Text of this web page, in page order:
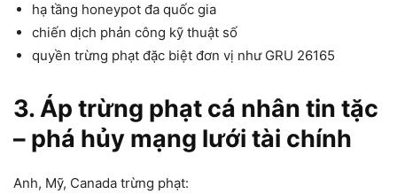
hạ tầng honeypot đa quốc gia
chiến dịch phản công kỹ thuật số
quyền trừng phạt đặc biệt đơn vị như GRU 26165
3. Áp trừng phạt cá nhân tin tặc
– phá hủy mạng lưới tài chính
Anh, Mỹ, Canada trừng phạt: